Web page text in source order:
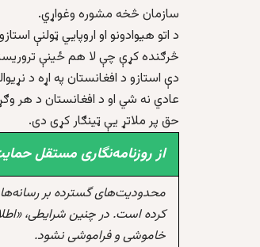
سازمان څخه مشوره وغواړي.
د اتو هيوادونو او اروپايي ټولنې
څرګنده کړې چې لا هم ځينې
دې استازو د افغانستان په اړه د
عادي نه شي او د افغانستان د هر
حق پر ملاتړ يې ټينګار کړی دی.
از روزنامه‌نگاری مستقل
محدودیت‌های گسترده بر
کرده است. در چنین شرایطی،
خاموشی و فراموشی نشود.